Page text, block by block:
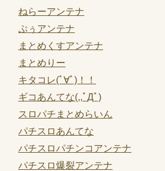
ねらーアンテナ
ぷぅアンテナ
まとめくすアンテナ
まとめりー
キタコレ(ﾟ∀ﾟ)！！
ギコあんてな(,,ﾟДﾟ)
スロパチまとめらいん
パチスロあんてな
パチスロパチンコアンテナ
パチスロ爆裂アンテナ